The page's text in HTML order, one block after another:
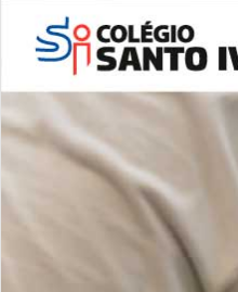
Desafios | Saiba mais